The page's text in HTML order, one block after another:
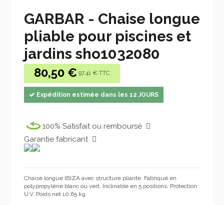
GARBAR - Chaise longue
pliable pour piscines et
jardins sho1032080
80,50 € 97.41 € TTC
Expédition estimée dans les 12 JOURS
100% Satisfait ou remboursé
Garantie fabricant
Chaise longue IBIZA avec structure pliante. Fabriqué en
polypropylène blanc ou vert. Inclinable en 5 positions. Protection
U.V. Poids net 10,65 kg.